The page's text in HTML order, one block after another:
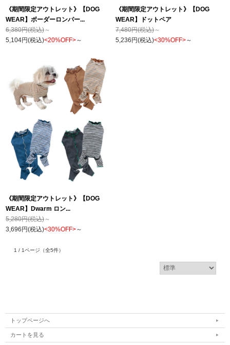
《期間限定アウトレット》【DOG
WEAR】ボーダーロンパー...
6,380円(税込)～
5,104円(税込)<20%OFF>～
《期間限定アウトレット》【DOG
WEAR】ドットペア
7,480円(税込)～
5,236円(税込)<30%OFF>～
《期間限定アウトレット》【DOG
WEAR】Dwarm ロン...
5,280円(税込)～
3,696円(税込)<30%OFF>～
1 / 1ページ （全5件）
トップページへ
カートを見る